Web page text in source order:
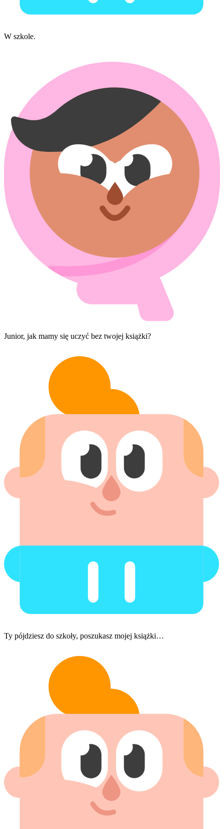
W szkole.
Junior, jak mamy się uczyć bez twojej książki?
Ty pójdziesz do szkoły, poszukasz mojej książki…